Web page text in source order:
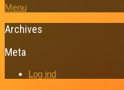
Menu
Archives
Meta
Log ind